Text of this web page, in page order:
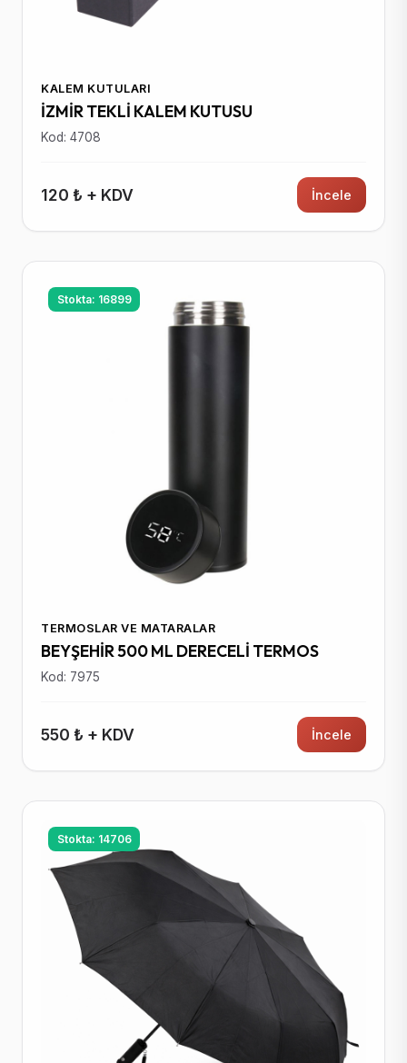
KALEM KUTULARI
İZMİR TEKLİ KALEM KUTUSU
Kod: 4708
120 ₺ + KDV İncele
Stokta: 16899
TERMOSLAR VE MATARALAR
BEYŞEHİR 500 ML DERECELİ TERMOS
Kod: 7975
550 ₺ + KDV İncele
Stokta: 14706